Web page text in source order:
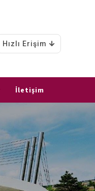
Hızlı Erişim
İletişim